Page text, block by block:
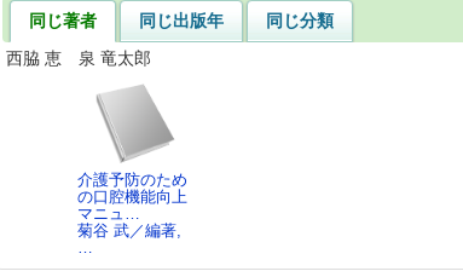
同じ著者 同じ出版年
同じ分類
西脇 恵 泉 竜太郎
介護予防のため
の口腔機能向上
マニュ…
菊谷 武／編著,
…